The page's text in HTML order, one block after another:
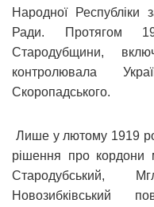
Народної Республіки
Ради. Протягом
Стародубщини,
контролювала
Скоропадського.
Лише у лютому 1919
рішення про
Стародубський,
Новозибківський